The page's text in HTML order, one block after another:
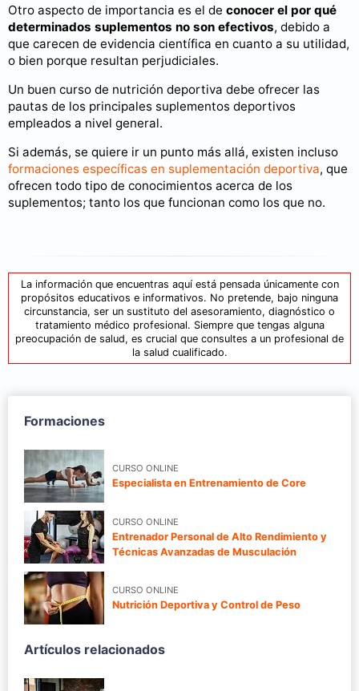
Otro aspecto de importancia es el de conocer el por qué
determinados suplementos no son efectivos, debido a
que carecen de evidencia científica en cuanto a su utilidad,
o bien porque resultan perjudiciales.
Un buen curso de nutrición deportiva debe ofrecer las
pautas de los principales suplementos deportivos
empleados a nivel general.
Si además, se quiere ir un punto más allá, existen incluso
formaciones específicas en suplementación deportiva, que
ofrecen todo tipo de conocimientos acerca de los
suplementos; tanto los que funcionan como los que no.
La información que encuentras aquí está pensada únicamente con
propósitos educativos e informativos. No pretende, bajo ninguna
circunstancia, ser un sustituto del asesoramiento, diagnóstico o
tratamiento médico profesional. Siempre que tengas alguna
preocupación de salud, es crucial que consultes a un profesional de
la salud cualificado.
Formaciones
CURSO ONLINE
Especialista en Entrenamiento de Core
CURSO ONLINE
Entrenador Personal de Alto Rendimiento y
Técnicas Avanzadas de Musculación
CURSO ONLINE
Nutrición Deportiva y Control de Peso
Artículos relacionados